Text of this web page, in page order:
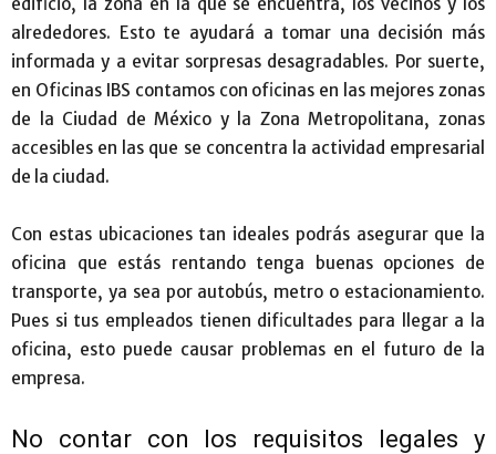
alrededores. Esto te ayudará a tomar una decisión más
informada y a evitar sorpresas desagradables. Por suerte,
en Oficinas IBS contamos con oficinas en las mejores zonas
de la Ciudad de México y la Zona Metropolitana, zonas
accesibles en las que se concentra la actividad empresarial
de la ciudad.
Con estas ubicaciones tan ideales podrás asegurar que la
oficina que estás rentando tenga buenas opciones de
transporte, ya sea por autobús, metro o estacionamiento.
Pues si tus empleados tienen dificultades para llegar a la
oficina, esto puede causar problemas en el futuro de la
empresa.
No contar con los requisitos legales y